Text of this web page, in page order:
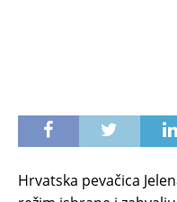
Hrvatska pevačica